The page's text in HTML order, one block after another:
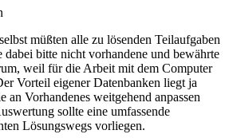
müßten alle zu lösenden Teilaufgaben
dabei bitte nicht vorhandene und bewährte
weil für die Arbeit mit dem Computer
Vorteil eigener Datenbanken liegt ja
an Vorhandenes weitgehend anpassen
sollte eine umfassende
Lösungswegs vorliegen.